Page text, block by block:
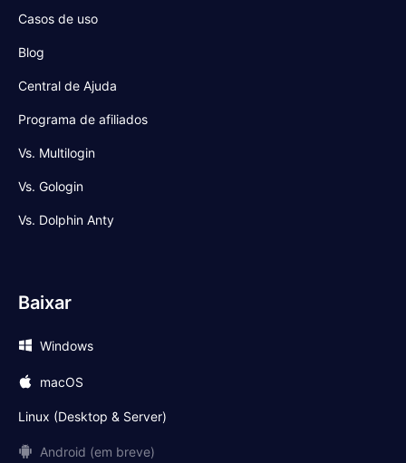
Casos de uso
Blog
Central de Ajuda
Programa de afiliados
Vs. Multilogin
Vs. Gologin
Vs. Dolphin Anty
Baixar
Windows
macOS
Linux (Desktop & Server)
Android (em breve)